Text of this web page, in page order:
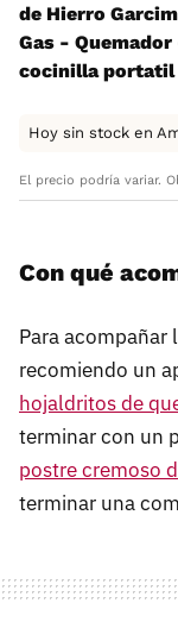
de Hierro
Gas -
cocinilla
Hoy sin stock en
El precio podría variar.
Con qué
Para acompañar
recomiendo un
hojaldritos de
terminar con un
postre cremoso
terminar una